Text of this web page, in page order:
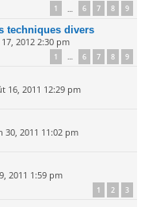
1 6 7 8 9
techniques divers
2012 2:30 pm
1 … 6 7 8 9
16, 2011 12:29 pm
30, 2011 11:02 pm
2011 1:59 pm
1 2 3